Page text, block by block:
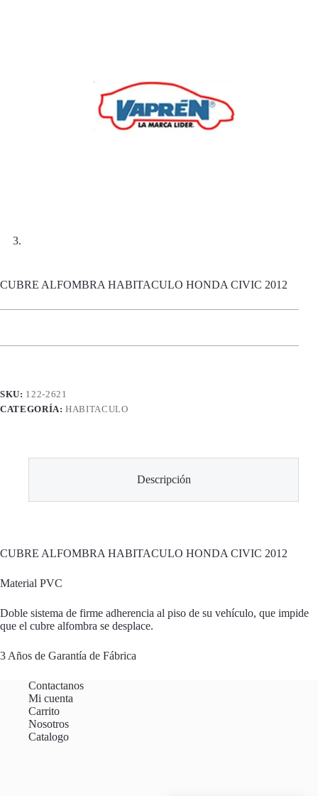
CUBRE ALFOMBRA HABITACULO HONDA CIVIC 2012
SKU: 122-2621
CATEGORÍA:HABITACULO
Descripción
CUBRE ALFOMBRA HABITACULO HONDA CIVIC 2012
Material PVC
Doble sistema de firme adherencia al piso de su vehículo, que impide
que el cubre alfombra se desplace.
3 Años de Garantía de Fábrica
Contactanos
Mi cuenta
Carrito
Nosotros
Catalogo